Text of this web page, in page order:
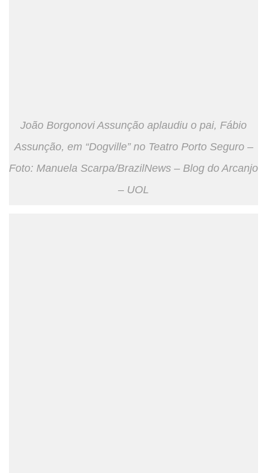
João Borgonovi Assunção aplaudiu o pai, Fábio
Assunção, em “Dogville” no Teatro Porto Seguro –
Foto: Manuela Scarpa/BrazilNews – Blog do Arcanjo
– UOL